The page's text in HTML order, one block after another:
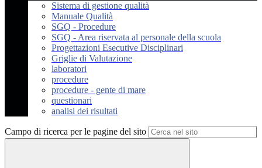
Sistema di gestione qualità
Manuale Qualità
SGQ - Procedure
SGQ - Area riservata al personale della scuola
Progettazioni Esecutive Disciplinari
Griglie di Valutazione
laboratori
procedure
procedure - gente di mare
questionari
analisi dei risultati
Campo di ricerca per le pagine del sito